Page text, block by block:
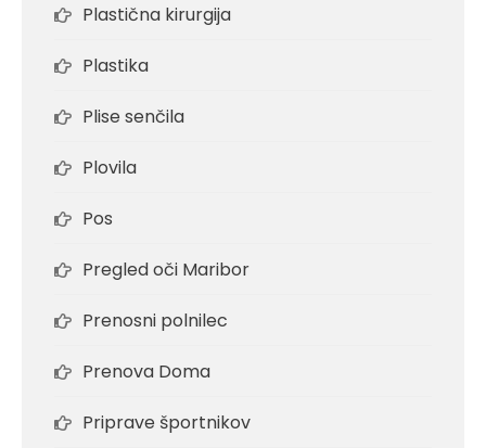
Plastična kirurgija
Plastika
Plise senčila
Plovila
Pos
Pregled oči Maribor
Prenosni polnilec
Prenova Doma
Priprave športnikov